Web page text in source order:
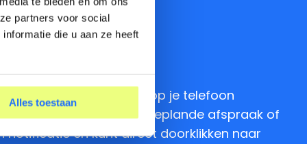
partners voor social
die u aan ze heeft
Alles toestaan
direct een melding op je telefoon
nieuw bericht, een geplande afspraak of
notificatie en kunt direct doorklikken naar